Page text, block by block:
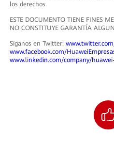
los derechos.
ESTE DOCUMENTO TIENE FINES
NO CONSTITUYE GARANTÍA
Síganos en Twitter:
www.facebook.com/
www.linkedin.com/company/